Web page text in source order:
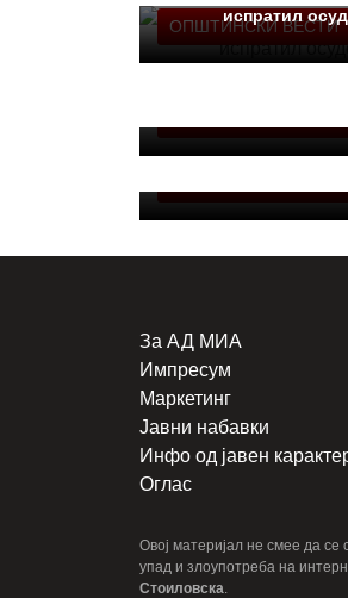
ОПШТИНСКИ ВЕСТИ
испратил
со недостаток
Во Прилеп
Карпалак:
За АД МИА
Импресум
Маркетинг
Јавни набавки
Оглас